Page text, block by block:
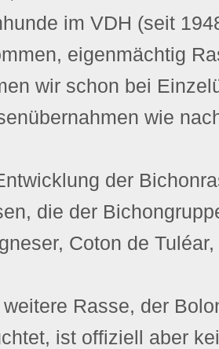
im VDH (seit
eigenmächtig
wir schon bei
wie
der
die der
Coton de
weitere Rasse, der
ist offiziell aber